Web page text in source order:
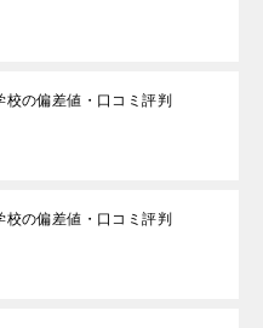
の偏差値・口コミ評判
の偏差値・口コミ評判